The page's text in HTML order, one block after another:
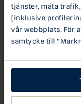
tjänster, mäta
(inklusive
vår webbplats. För
samtycke till
-Narrativet om att
resa mycket kapital
förebilder för unga
bara handlar om att
Fredrik Hamilton
Unicorn -status inte
efter.